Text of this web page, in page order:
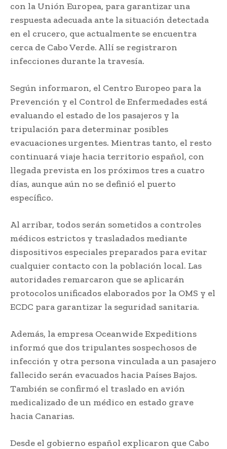
con la Unión Europea, para garantizar una
respuesta adecuada ante la situación detectada
en el crucero, que actualmente se encuentra
cerca de Cabo Verde. Allí se registraron
infecciones durante la travesía.
Según informaron, el Centro Europeo para la
Prevención y el Control de Enfermedades está
evaluando el estado de los pasajeros y la
tripulación para determinar posibles
evacuaciones urgentes. Mientras tanto, el resto
continuará viaje hacia territorio español, con
llegada prevista en los próximos tres a cuatro
días, aunque aún no se definió el puerto
específico.
Al arribar, todos serán sometidos a controles
médicos estrictos y trasladados mediante
dispositivos especiales preparados para evitar
cualquier contacto con la población local. Las
autoridades remarcaron que se aplicarán
protocolos unificados elaborados por la OMS y el
ECDC para garantizar la seguridad sanitaria.
Además, la empresa Oceanwide Expeditions
informó que dos tripulantes sospechosos de
infección y otra persona vinculada a un pasajero
fallecido serán evacuados hacia Países Bajos.
También se confirmó el traslado en avión
medicalizado de un médico en estado grave
hacia Canarias.
Desde el gobierno español explicaron que Cabo